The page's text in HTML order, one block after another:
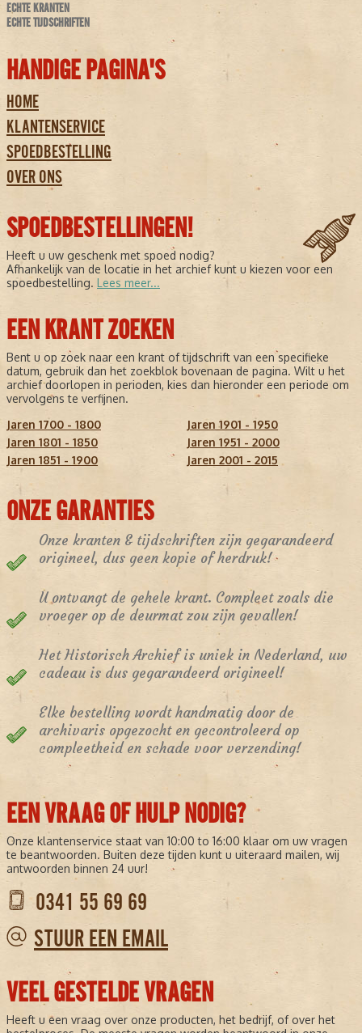
ECHTE KRANTEN
ECHTE TIJDSCHRIFTEN
HANDIGE PAGINA'S
HOME
KLANTENSERVICE
SPOEDBESTELLING
OVER ONS
SPOEDBESTELLINGEN!
Heeft u uw geschenk met spoed nodig?
Afhankelijk van de locatie in het archief kunt u kiezen voor een
spoedbestelling. Lees meer...
EEN KRANT ZOEKEN
Bent u op zoek naar een krant of tijdschrift van een specifieke
datum, gebruik dan het zoekblok bovenaan de pagina. Wilt u het
archief doorlopen in perioden, kies dan hieronder een periode om
vervolgens te verfijnen.
Jaren 1700 - 1800
Jaren 1801 - 1850
Jaren 1851 - 1900
Jaren 1901 - 1950
Jaren 1951 - 2000
Jaren 2001 - 2015
ONZE GARANTIES
Onze kranten & tijdschriften zijn gegarandeerd
origineel, dus geen kopie of herdruk!
U ontvangt de gehele krant. Compleet zoals die
vroeger op de deurmat zou zijn gevallen!
Het Historisch Archief is uniek in Nederland, uw
cadeau is dus gegarandeerd origineel!
Elke bestelling wordt handmatig door de
archivaris opgezocht en gecontroleerd op
compleetheid en schade voor verzending!
EEN VRAAG OF HULP NODIG?
Onze klantenservice staat van 10:00 to 16:00 klaar om uw vragen
te beantwoorden. Buiten deze tijden kunt u uiteraard mailen, wij
antwoorden binnen 24 uur!
0341 55 69 69
STUUR EEN EMAIL
VEEL GESTELDE VRAGEN
Heeft u een vraag over onze producten, het bedrijf, of over het